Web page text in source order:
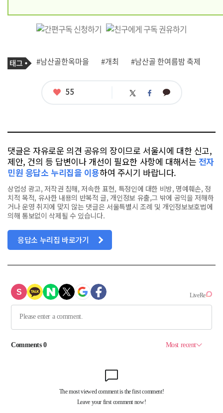
기
사
태
그
#남산골한옥마을 #개최 #남산골 한여름밤 축제
좋
55 트 페 카
댓글은 자유로운 의견 공유의 장이므로 서울시에 대한 신고,
제안, 건의 등 답변이나 개선이 필요한 사항에 대해서는 전자
민원 응답소 누리집을 이용하여 주시기 바랍니다.
상업성 광고, 저작권 침해, 저속한 표현, 특정인에 대한 비방, 명예훼손, 정
치적 목적, 유사한 내용의 반복적 글, 개인정보 유출,그 밖에 공익을 저해하
거나 운영 취지에 맞지 않는 댓글은 서울특별시 조례 및 개인정보보호법에
의해 통보없이 삭제될 수 있습니다.
응답소 누리집 바로가기